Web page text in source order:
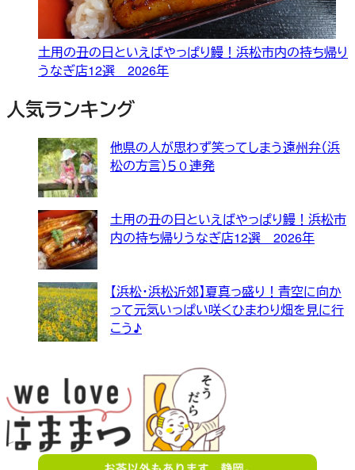
土用の丑の日といえばやっぱり鰻！浜松市内の持ち帰り
うなぎ店12選 2026年
人気ランキング
他県の人が思わず笑ってしまう遠州弁（浜
松の方言）５０連発
土用の丑の日といえばやっぱり鰻！浜松市
内の持ち帰りうなぎ店12選 2026年
【浜松・浜松近郊】夏真っ盛り！青空に向か
って元気いっぱい咲くひまわり畑を見に行
こう♪